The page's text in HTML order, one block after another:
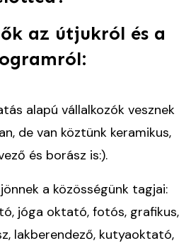
az útjukról és a
alapú vállalkozók vesznek
de van köztünk keramikus,
és borász is:).
a közösségünk tagjai:
jóga oktató, fotós, grafikus,
lakberendező, kutyaoktató,